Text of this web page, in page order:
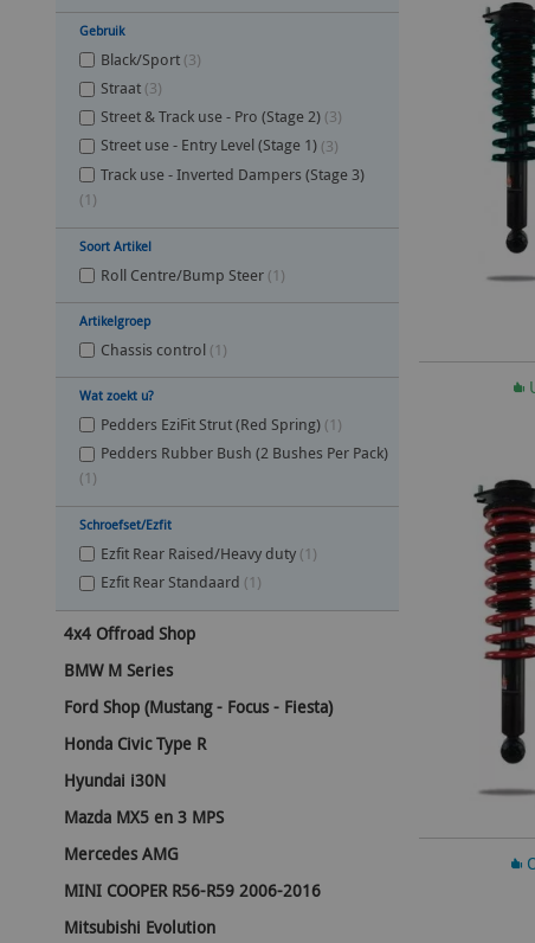
Gebruik
Black/Sport (3)
Straat (3)
Street & Track use - Pro (Stage 2) (3)
Street use - Entry Level (Stage 1) (3)
Track use - Inverted Dampers (Stage 3)
(1)
Soort Artikel
Roll Centre/Bump Steer (1)
Artikelgroep
Chassis control (1)
Wat zoekt u?
Pedders EziFit Strut (Red Spring) (1)
Pedders Rubber Bush (2 Bushes Per Pack)
(1)
Schroefset/Ezfit
Ezfit Rear Raised/Heavy duty (1)
Ezfit Rear Standaard (1)
4x4 Offroad Shop
BMW M Series
Ford Shop (Mustang - Focus - Fiesta)
Honda Civic Type R
Hyundai i30N
Mazda MX5 en 3 MPS
Mercedes AMG
MINI COOPER R56-R59 2006-2016
Mitsubishi Evolution
In
In